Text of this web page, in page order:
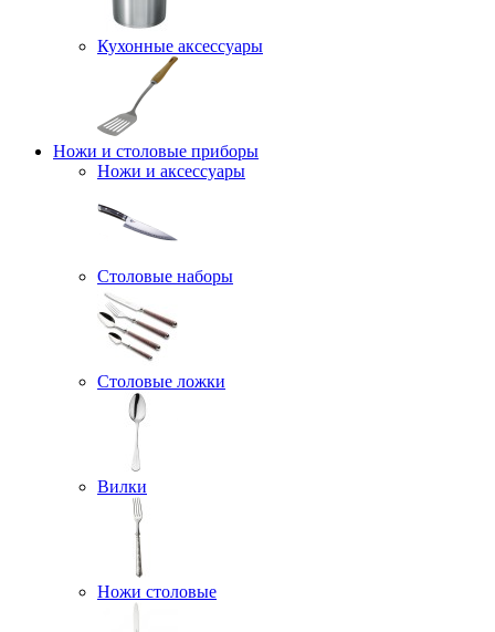
Кухонные аксессуары
Ножи и столовые приборы
Ножи и аксессуары
Столовые наборы
Столовые ложки
Вилки
Ножи столовые